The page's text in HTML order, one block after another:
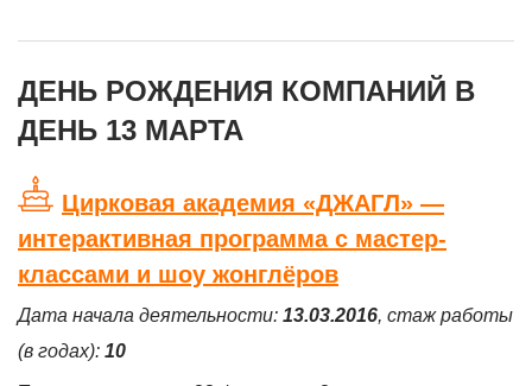
ДЕНЬ РОЖДЕНИЯ КОМПАНИЙ В
ДЕНЬ 13 МАРТА
Цирковая академия «ДЖАГЛ» —
интерактивная программа с мастер-
классами и шоу жонглёров
Дата начала деятельности: 13.03.2016, стаж работы
(в годах): 10